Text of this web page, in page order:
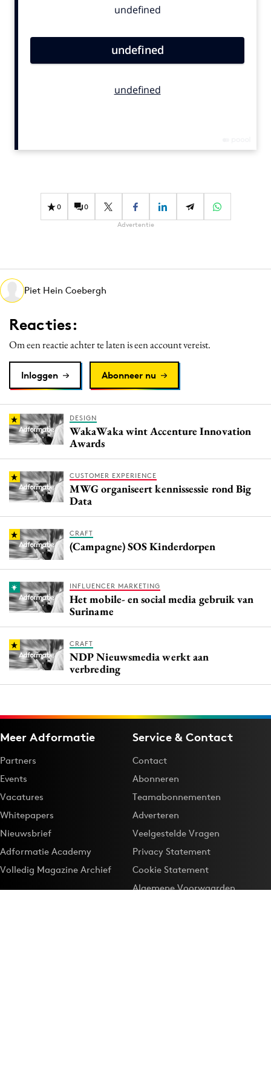
Contentmarketing
Effectiviteit
Gedragsverandering
Martech
Media
Merkstrategie
PR
Programmatic
Reputatie & crisis
0 0
Advertentie
Piet Hein Coebergh
Reacties:
Om een reactie achter te laten is een account vereist.
Inloggen Abonneer nu
DESIGN
WakaWaka wint Accenture Innovation
Awards
CUSTOMER EXPERIENCE
MWG organiseert kennissessie rond Big
Data
CRAFT
(Campagne) SOS Kinderdorpen
INFLUENCER MARKETING
Het mobile- en social media gebruik van
Suriname
CRAFT
NDP Nieuwsmedia werkt aan
verbreding
Meer Adformatie
Partners
Events
Vacatures
Whitepapers
Nieuwsbrief
Adformatie Academy
Volledig Magazine Archief
Service & Contact
Contact
Abonneren
Teamabonnementen
Adverteren
Veelgestelde Vragen
Privacy Statement
Cookie Statement
Algemene Voorwaarden